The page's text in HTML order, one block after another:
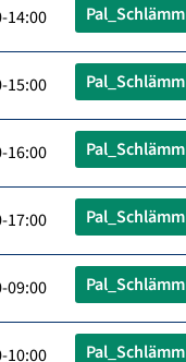
14:00 Pal_Schlämm
15:00 Pal_Schlämm
16:00 Pal_Schlämm
17:00 Pal_Schlämm
09:00 Pal_Schlämm
10:00 Pal_Schlämm